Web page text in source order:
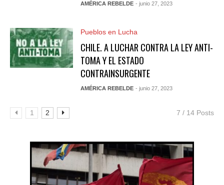
AMÉRICA REBELDE - junio 27, 2023
Pueblos en Lucha
CHILE. A LUCHAR CONTRA LA LEY ANTI-
TOMA Y EL ESTADO
CONTRAINSURGENTE
AMÉRICA REBELDE - junio 27, 2023
1 2 7 / 14 Posts